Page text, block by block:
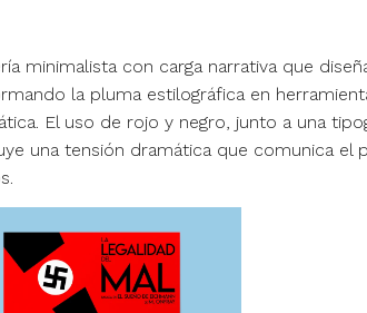
minimalista con carga narrativa que
la pluma estilográfica en
El uso de rojo y negro, junto a una
una tensión dramática que comunica el